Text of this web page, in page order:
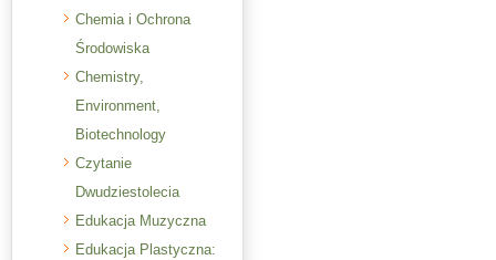
Chemia i Ochrona
Środowiska
Chemistry,
Environment,
Biotechnology
Czytanie
Dwudziestolecia
Edukacja Muzyczna
Edukacja Plastyczna: